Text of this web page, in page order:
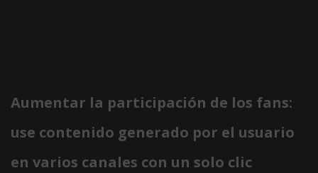
Aumentar la participación de los fans:
use contenido generado por el usuario
en varios canales con un solo clic